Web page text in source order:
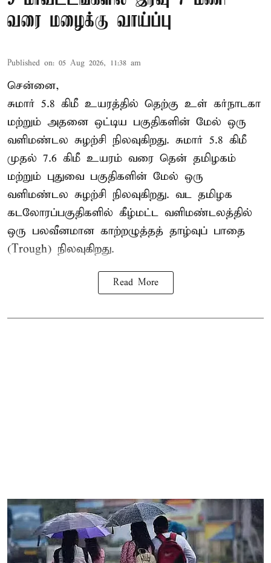
வரை மழைக்கு வாய்ப்பு
Published on: 05 Aug 2026, 11:38 am
சென்னை,
சுமார் 5.8 கிமீ உயரத்தில் தெற்கு உள் கர்நாடகா
மற்றும் அதனை ஒட்டிய பகுதிகளின் மேல் ஒரு
வளிமண்டல சுழற்சி நிலவுகிறது. சுமார் 5.8 கிமீ
முதல் 7.6 கிமீ உயரம் வரை தென் தமிழகம்
மற்றும் புதுவை பகுதிகளின் மேல் ஒரு
வளிமண்டல சுழற்சி நிலவுகிறது. வட தமிழக
கடலோரப்பகுதிகளில் கீழ்மட்ட வளிமண்டலத்தில்
ஒரு பலவீனமான காற்றழுத்தத் தாழ்வுப் பாதை
(Trough) நிலவுகிறது.
Read More